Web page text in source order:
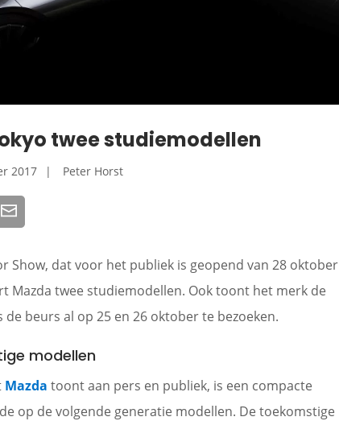
twee studiemodellen
2017 Peter Horst
Show, dat voor het publiek is geopend van 28 oktober
Mazda twee studiemodellen. Ook toont het merk de
de beurs al op 25 en 26 oktober te bezoeken.
modellen
Mazda toont aan pers en publiek, is een compacte
op de volgende generatie modellen. De toekomstige